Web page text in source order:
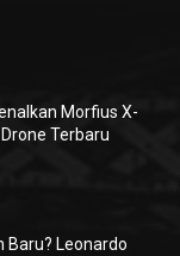
Morfius X-
Terbaru
Baru? Leonardo